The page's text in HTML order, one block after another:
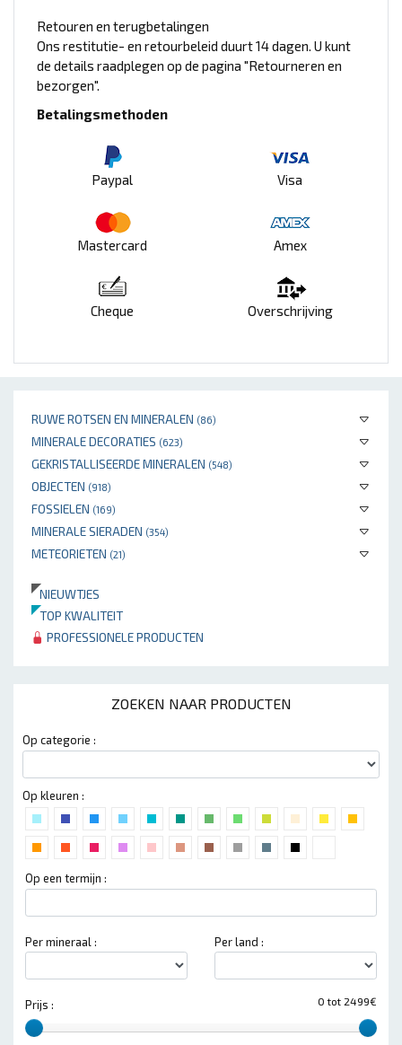
RUWE ROTSEN EN MINERALEN (86)
MINERALE DECORATIES (623)
GEKRISTALLISEERDE MINERALEN (548)
OBJECTEN (918)
FOSSIELEN (169)
MINERALE SIERADEN (354)
METEORIETEN (21)
NIEUWTJES
TOP KWALITEIT
PROFESSIONELE PRODUCTEN
ZOEKEN NAAR PRODUCTEN
Op categorie :
Op kleuren :
Op een termijn :
Per mineraal : Per land :
0 tot 2499€
Prijs :
Retouren en terugbetalingen
Ons restitutie- en retourbeleid duurt 14 dagen. U kunt
de details raadplegen op de pagina "Retourneren en
bezorgen".
Betalingsmethoden
Paypal Visa
Mastercard Amex
Cheque Overschrijving